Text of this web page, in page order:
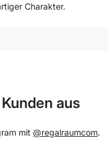
Charakter.
aus
mit @regalraumcom.